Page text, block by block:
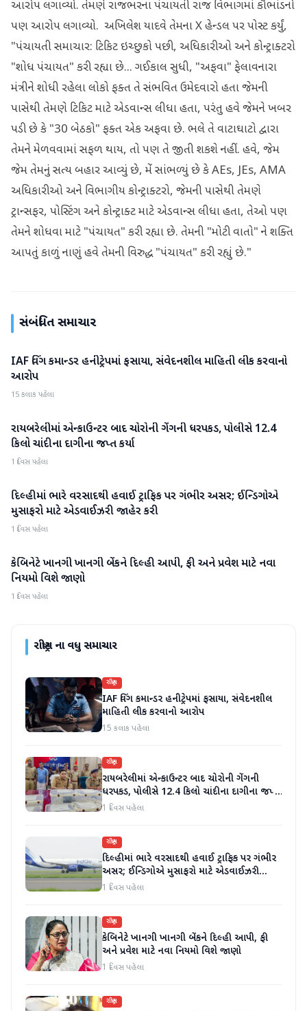
આરોપ લગાવ્યો. તેમણે રાજભરના પંચાયતી રાજ વિભાગમાં કૌભાંડનો
પણ આરોપ લગાવ્યો. અખિલેશ યાદવે તેમના X હેન્ડલ પર પોસ્ટ કર્યું,
"પંચાયતી સમાચાર: ટિકિટ ઇચ્છુકો પછી, અધિકારીઓ અને કોન્ટ્રાક્ટરો
"શોધ પંચાયત" કરી રહ્યા છે... ગઈકાલ સુધી, "અફવા" ફેલાવનારા
મંત્રીને શોધી રહેલા લોકો ફક્ત તે સંભવિત ઉમેદવારો હતા જેમની
પાસેથી તેમણે ટિકિટ માટે એડવાન્સ લીધા હતા, પરંતુ હવે જેમને ખબર
પડી છે કે "30 બેઠકો" ફક્ત એક અફવા છે. ભલે તે વાટાઘાટો દ્વારા
તેમને મેળવવામાં સફળ થાય, તો પણ તે જીતી શકશે નહીં. હવે, જેમ
જેમ તેમનું સત્ય બહાર આવ્યું છે, મેં સાંભળ્યું છે કે AEs, JEs, AMA
અધિકારીઓ અને વિભાગીય કોન્ટ્રાક્ટરો, જેમની પાસેથી તેમણે
ટ્રાન્સફર, પોસ્ટિંગ અને કોન્ટ્રાક્ટ માટે એડવાન્સ લીધા હતા, તેઓ પણ
તેમને શોધવા માટે "પંચાયત" કરી રહ્યા છે. તેમની "મોટી વાતો" ને શક્તિ
આપતું કાળું નાણું હવે તેમની વિરુદ્ધ "પંચાયત" કરી રહ્યું છે."
સંબંધિત સમાચાર
રાષ્ટ્રીય
IAF વિંગ કમાન્ડર હનીટ્રેપમાં ફસાયા, સંવેદનશીલ માહિતી લીક કરવાનો
આરોપ
15 કલાક પહેલા
રાષ્ટ્રીય
રાયબરેલીમાં એન્કાઉન્ટર બાદ ચોરોની ગેંગની ધરપકડ, પોલીસે 12.4
કિલો ચાંદીના દાગીના જપ્ત કર્યા
1 દિવસ પહેલા
રાષ્ટ્રીય
દિલ્હીમાં ભારે વરસાદથી હવાઈ ટ્રાફિક પર ગંભીર અસર; ઈન્ડિગોએ
મુસાફરો માટે એડવાઈઝરી જાહેર કરી
1 દિવસ પહેલા
રાષ્ટ્રીય
કેબિનેટે ખાનગી ખાનગી બેંકને દિલ્હી આપી, ફી અને પ્રવેશ માટે નવા
નિયમો વિશે જાણો
1 દિવસ પહેલા
રાષ્ટ્રીયના વધુ સમાચાર
રાષ્ટ્રીય
IAF વિંગ કમાન્ડર હનીટ્રેપમાં ફસાયા, સંવેદનશીલ
માહિતી લીક કરવાનો આરોપ
15 કલાક પહેલા
રાષ્ટ્રીય
રાયબરેલીમાં એન્કાઉન્ટર બાદ ચોરોની ગેંગની
ધરપકડ, પોલીસે 12.4 કિલો ચાંદીના દાગીના જપ્ત
કર્યા
1 દિવસ પહેલા
રાષ્ટ્રીય
દિલ્હીમાં ભારે વરસાદથી હવાઈ ટ્રાફિક પર ગંભીર
અસર; ઈન્ડિગોએ મુસાફરો માટે એડવાઈઝરી
જાહેર કરી
1 દિવસ પહેલા
રાષ્ટ્રીય
કેબિનેટે ખાનગી ખાનગી બેંકને દિલ્હી આપી, ફી
અને પ્રવેશ માટે નવા નિયમો વિશે જાણો
1 દિવસ પહેલા
રાષ્ટ્રીય